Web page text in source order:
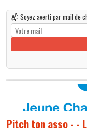
📬 Soyez averti par mail de
Pitch ton asso - -